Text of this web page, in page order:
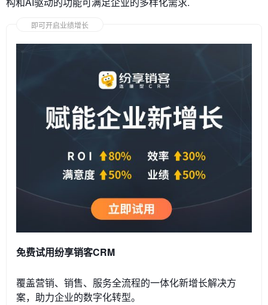
即可开启业绩增长
免费试用纷享销客CRM
覆盖营销、销售、服务全流程的一体化新增长解决方
案，助力企业的数字化转型。